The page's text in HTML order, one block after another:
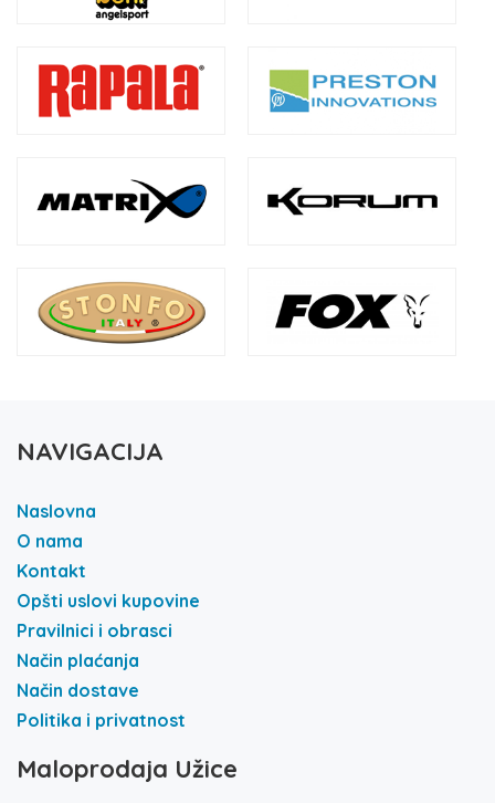
NAVIGACIJA
Naslovna
O nama
Kontakt
Opšti uslovi kupovine
Pravilnici i obrasci
Način plaćanja
Način dostave
Politika i privatnost
Maloprodaja Užice